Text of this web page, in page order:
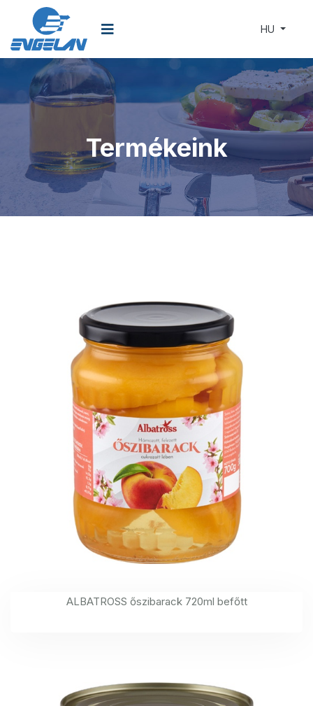
HU
Termékeink
ALBATROSS őszibarack 720ml befőtt